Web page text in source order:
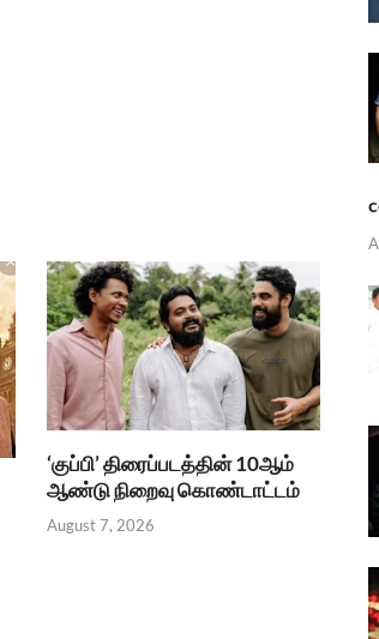
‘குப்பி’ திரைப்படத்தின் 10ஆம்
ஆண்டு நிறைவு கொண்டாட்டம்
August 7, 2026